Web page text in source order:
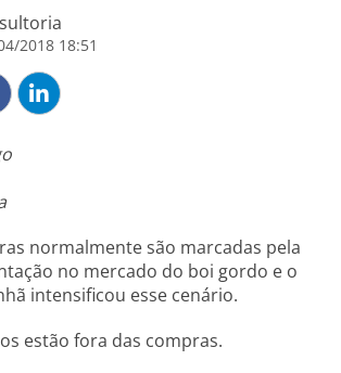
2018 18:51
normalmente são marcadas pela
no mercado do boi gordo e o
intensificou esse cenário.
estão fora das compras.